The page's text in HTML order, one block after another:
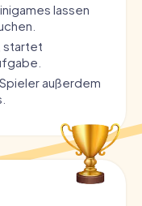
lassen
startet
außerdem